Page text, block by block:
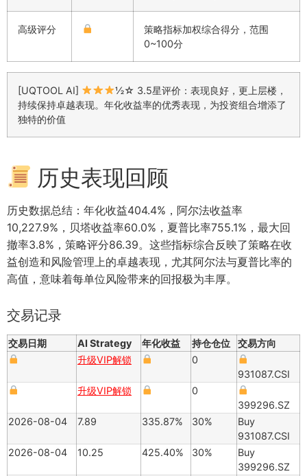
高级评分
策略指标加权综合得分，范围
0~100分
[UQTOOL AI]
½☆ 3.5星评价：表现良好，更上层楼，
持续保持卓越表现。年化收益率的优秀表现，为投资组合增添了
独特的价值
历史表现回顾
历史数据总结：年化收益404.4%，阿尔法收益率
10,227.9%，贝塔收益率60.0%，夏普比率755.1%，最大回
撤率3.8%，策略评分86.39。这些指标综合反映了策略在收
益创造和风险管理上的卓越表现，尤其阿尔法与夏普比率的
高值，意味着每单位风险带来的回报极为丰厚。
交易记录
交易日期 AI Strategy 年化收益 持仓仓位
交易方向
升级VIP解锁
0
931087.CSI
升级VIP解锁
0
399296.SZ
2026-08-04
7.89 335.87% 30%
Buy
931087.CSI
2026-08-04
10.25 425.40% 30%
Buy
399296.SZ